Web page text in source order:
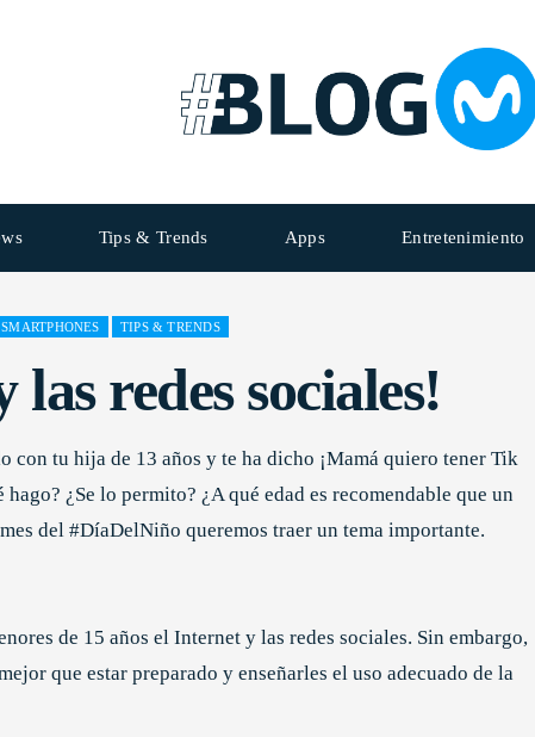
Tips & Trends Apps Entretenimiento
SMARTPHONES TIPS & TRENDS
las redes sociales!
con tu hija de 13 años y te ha dicho ¡Mamá quiero tener Tik
¿Se lo permito? ¿A qué edad es recomendable que un
del #DíaDelNiño queremos traer un tema importante.
de 15 años el Internet y las redes sociales. Sin embargo,
que estar preparado y enseñarles el uso adecuado de la